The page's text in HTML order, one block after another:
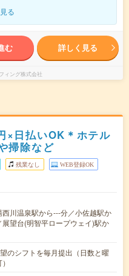
る
む 詳しく見る
ィング株式会社
×日払いOK＊ホテル
掃除など
残業なし WEB登録OK
川温泉駅から---分／小佐越駅か
望台(明智平ロープウェイ)駅か
のシフトを毎月提出（日数と曜